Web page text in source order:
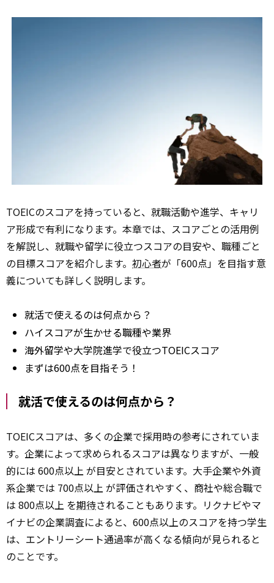
TOEICのスコアを持っていると、就職活動や進学、キャリ
ア形成で有利になります。本章では、スコアごとの活用例
を解説し、就職や留学に役立つスコアの目安や、職種ごと
の目標スコアを紹介します。 初心者が「600点」を目指す意
義についても詳しく説明します。
就活で使えるのは何点から？
ハイスコアが生かせる職種や業界
海外留学や大学院進学で役立つTOEICスコア
まずは600点を目指そう！
就活で使えるのは何点から？
TOEICスコアは、多くの企業で採用時の参考にされていま
す。企業によって求められるスコアは異なりますが、一般
的には 600点以上 が目安とされています。大手企業や外資
系企業では 700点以上 が評価されやすく、商社や総合職で
は 800点以上 を期待されることもあります。リクナビやマ
イナビの企業調査によると、600点以上のスコアを持つ学生
は、エントリーシート通過率が高くなる傾向が見られると
のことです。